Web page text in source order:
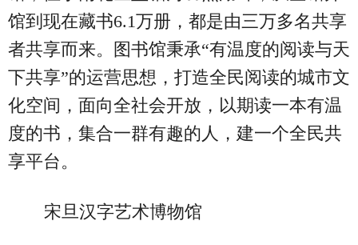
馆到现在藏书6.1万册，都是由三万多名共享
者共享而来。图书馆秉承“有温度的阅读与天
下共享”的运营思想，打造全民阅读的城市文
化空间，面向全社会开放，以期读一本有温
度的书，集合一群有趣的人，建一个全民共
享平台。
宋旦汉字艺术博物馆